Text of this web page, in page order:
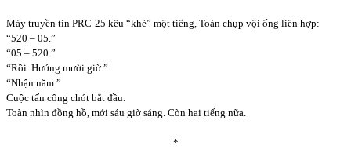
Máy truyền tin PRC-25 kêu “khè” một tiếng, Toàn chụp vội ống liên hợp:
“520 – 05.”
“05 – 520.”
“Rồi. Hướng mười giờ.”
“Nhận năm.”
Cuộc tấn công chót bắt đầu.
Toàn nhìn đồng hồ, mới sáu giờ sáng. Còn hai tiếng nữa.
*